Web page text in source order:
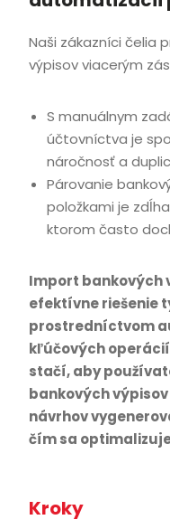
Naši zákazníci čelia
výpisov viacerým
S manuálnym
účtovníctva je
náročnosť a
Párovanie
položkami je
ktorom často
Import bankových
efektívne riešenie
prostredníctvom
kľúčových
stačí, aby
bankových
návrhov
čím sa
Kroky